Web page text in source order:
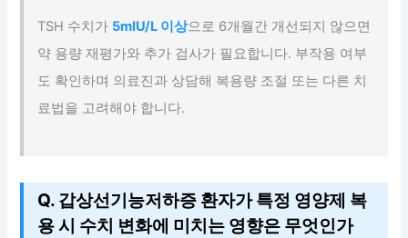
TSH 수치가 5mIU/L 이상으로 6개월간 개선되지 않으면
약 용량 재평가와 추가 검사가 필요합니다. 부작용 여부
도 확인하며 의료진과 상담해 복용량 조절 또는 다른 치
료법을 고려해야 합니다.
Q. 갑상선기능저하증 환자가 특정 영양제 복
용 시 수치 변화에 미치는 영향은 무엇인가